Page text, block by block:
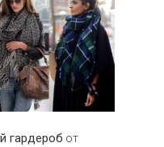
гардероб от